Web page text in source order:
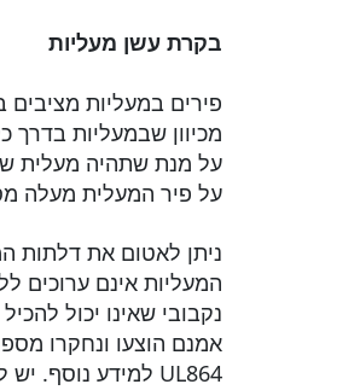
בקרת עשן מעליות
פירים במעליות
מכיוון שבמעליות
על מנת שתהיה מעלית
על פיר המעלית מעלה
ניתן לאטום את דלתות
המעליות אינם ערוכים
נקבובי שאינו יכול
UL864 למידע נוסף. יש לזכור כי ה- AHJ המקומי ומפרטי הפרויקטים עשויים לדרוש שליטה מעבר לזאת המפורטת בתקנים לעיל.